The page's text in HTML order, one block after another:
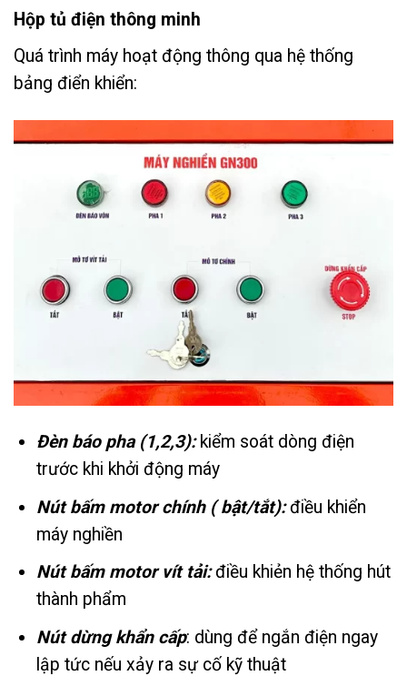
Hộp tủ điện thông minh
Quá trình máy hoạt động thông qua hệ thống
bảng điển khiển:
Đèn báo pha (1,2,3):kiểm soát dòng điện
trước khi khởi động máy
Nút bấm motor chính ( bật/tắt): điều khiển
máy nghiền
Nút bấm motor vít tải: điều khiẻn hệ thống hút
thành phẩm
Nút dừng khẩn cấp: dùng để ngắn điện ngay
lập tức nếu xảy ra sự cố kỹ thuật